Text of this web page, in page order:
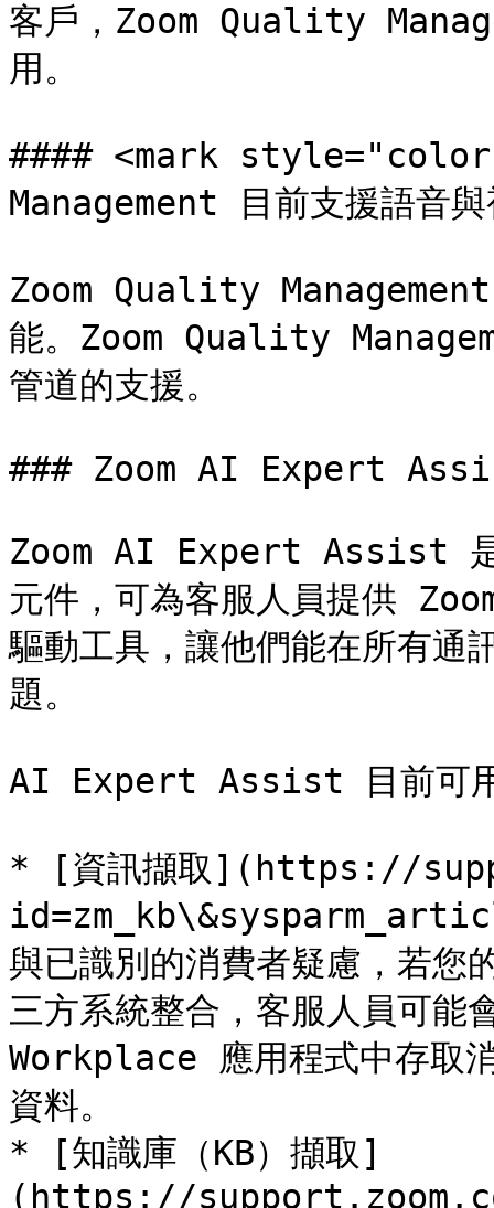
客戶，Zoom Quality
用。
#### <mark
Management 目前支援語音
Zoom Quality Management
能。Zoom Quality
管道的支援。
### Zoom AI Expert
Zoom AI Expert Assist
元件，可為客服人員提供
驅動工具，讓他們能在所有通
題。
AI Expert Assist 目前可用
* [資訊擷取](https://
與已識別的消費者疑慮，若
三方系統整合，客服人員可能
Workplace 應用程式中存取
資料。
* [知識庫（KB）擷取]
(https://